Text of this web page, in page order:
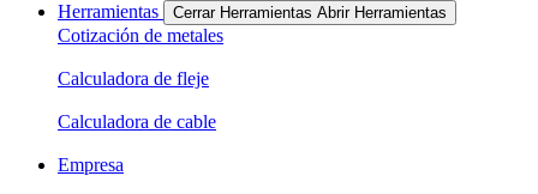
Herramientas
Cerrar Herramientas Abrir Herramientas
Cotización de metales
Calculadora de fleje
Calculadora de cable
Empresa